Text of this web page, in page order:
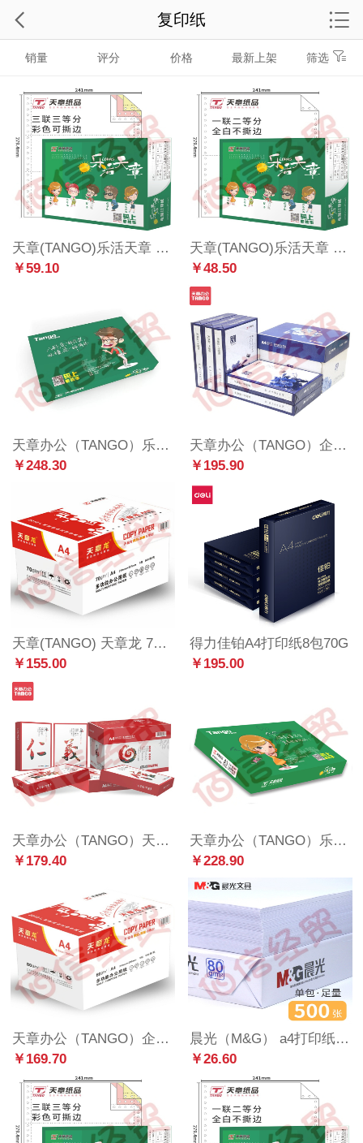
销量 评分 价格 最新上架 筛选
天章(TANGO)乐活天章 针式打印纸 三联三等分撕边电脑打印纸 彩色三联打印纸（241-3-1/3S 白红黄 1000页/箱)
￥59.10
天章(TANGO)乐活天章 针式打印纸 一联二等分不撕边电脑打印纸 全白一联打印纸（241-1-1/2 全白 1000页/箱)
￥48.50
天章办公（TANGO）乐活天章 80gA3 复印纸 500张/包 4包/箱（2000张）LZ
￥248.30
天章办公（TANGO）企业定制 天章韵 70gA4 复印纸 500张/包 8包/箱（4000张）LZ
￥195.90
天章(TANGO) 天章龙 70g A4 500页/包 5包装 LZ
￥155.00
得力佳铂A4打印纸8包70G
￥195.00
天章办公（TANGO）天章风 70gA3 复印纸 500张/包 4包/箱（2000张）LZ
￥179.40
天章办公（TANGO）乐活天章 复印纸 70gA3 500张/包 4包/箱 LZ
￥228.90
天章办公（TANGO）企业定制 天章龙 80gA4 复印纸 500张/包 5包/箱（2500张）LZ
￥169.70
晨光（M&G） a4打印纸a4白纸双面打印复印纸单包整箱打印纸办公纸草稿纸 【蓝晨光】80g一包（整箱售-拍8包）
￥26.60
复印纸